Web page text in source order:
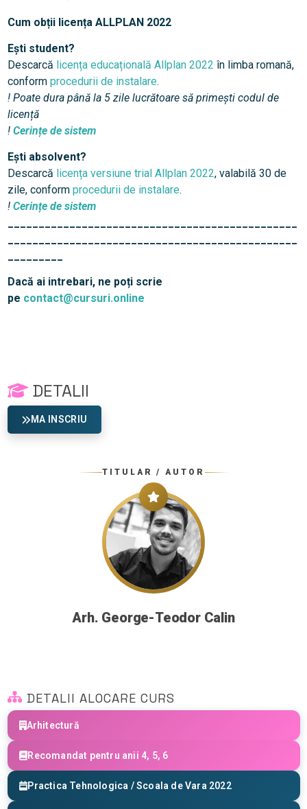
Cum obții licența ALLPLAN 2022
Ești student?
Descarcă licența educațională Allplan 2022 în limba romană,
conform procedurii de instalare.
! Poate dura până la 5 zile lucrătoare să primești codul de
licență
! Cerințe de sistem
Ești absolvent?
Descarcă licența versiune trial Allplan 2022, valabilă 30 de
zile, conform procedurii de instalare.
! Cerințe de sistem
Dacă ai intrebari, ne poți scrie
pe contact@cursuri.online
DETALII
MA INSCRIU
TITULAR / AUTOR
Arh. George-Teodor Calin
DETALII ALOCARE CURS
Arhitectură
Recomandat pentru anii 4, 5, 6
Practica Tehnologica / Scoala de Vara 2022